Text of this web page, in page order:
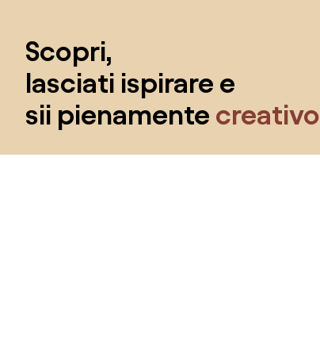
Scopri,
lasciati ispirare e
sii pienamente creativo
Ottieni l'accesso a tutte le funzionalità e diventa